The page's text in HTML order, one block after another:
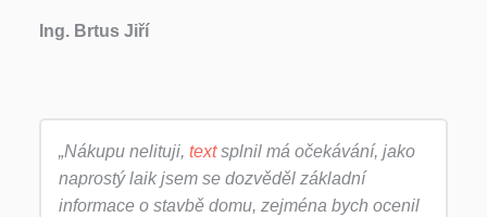
Ing. Brtus Jiří
„Nákupu nelituji,textsplnil má očekávání, jako
naprostý laik jsem se dozvěděl základní
informace o stavbě domu, zejména bych ocenil